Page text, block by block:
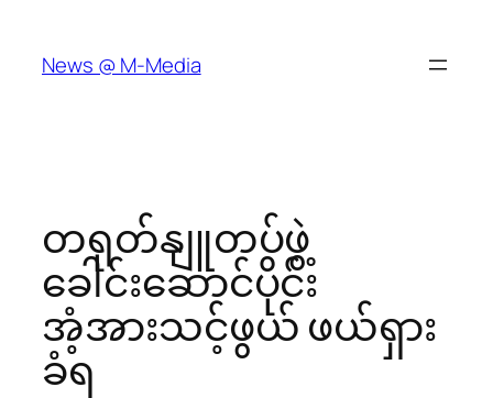
content
News @ M-Media
တရုတ်နျူတပ်ဖွဲ့
ခေါင်းဆောင်ပိုင်း
အံ့အားသင့်ဖွယ် ဖယ်ရှား
ခံရ